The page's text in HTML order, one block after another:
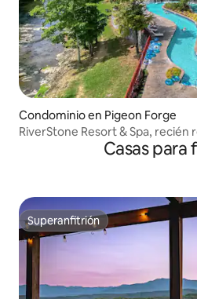
Condominio en Pigeon Forge
RiverStone Resort & Spa, recién
Casas para
Superanfitrión
Superanfitrión